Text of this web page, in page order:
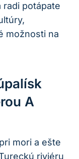
radi potápate
možnosti na
A
mori a ešte
riviéru